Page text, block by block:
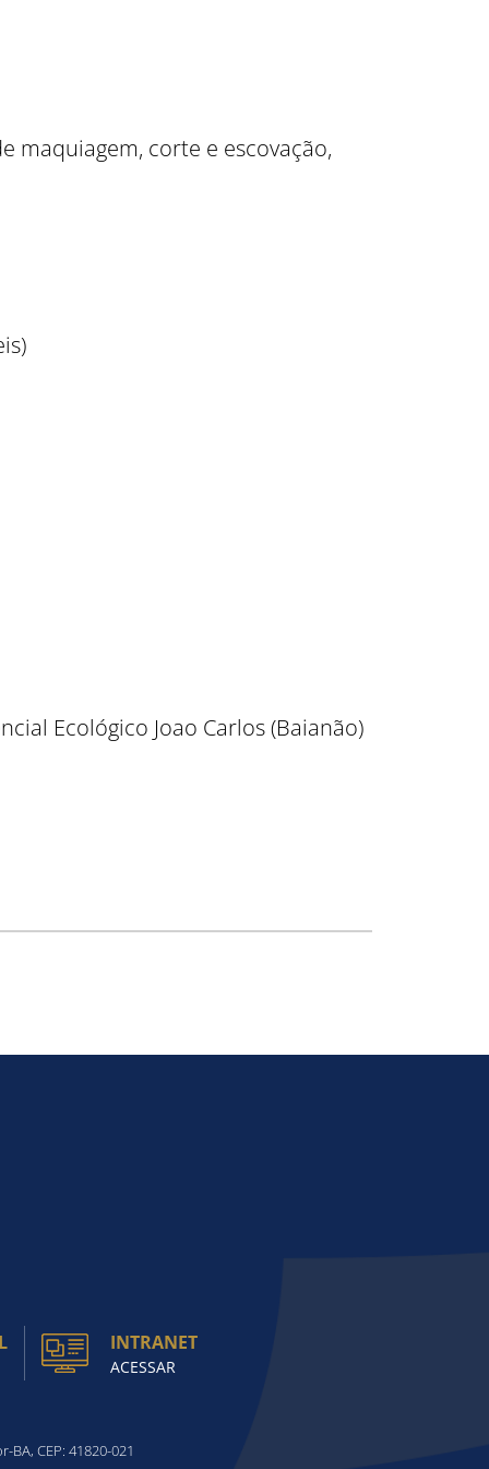
maquiagem, corte e escovação,
Ecológico Joao Carlos (Baianão)
INTRANET
ACESSAR
CEP: 41820-021